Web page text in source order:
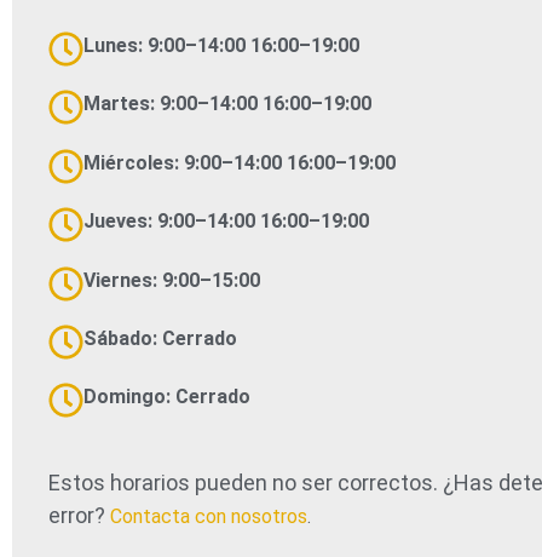
Lunes: 9:00–14:00 16:00–19:00
Martes: 9:00–14:00 16:00–19:00
Miércoles: 9:00–14:00 16:00–19:00
Jueves: 9:00–14:00 16:00–19:00
Viernes: 9:00–15:00
Sábado: Cerrado
Domingo: Cerrado
Estos horarios pueden no ser correctos. ¿Has
error? Contacta con nosotros